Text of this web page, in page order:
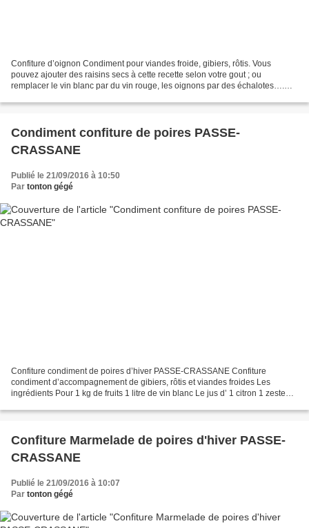
Confiture d’oignon Condiment pour viandes froide, gibiers, rôtis. Vous
pouvez ajouter des raisins secs à cette recette selon votre gout ; ou
remplacer le vin blanc par du vin rouge, les oignons par des échalotes….
Condiment confiture de poires PASSE-
CRASSANE
Publié le 21/09/2016 à 10:50
Par tonton gégé
Confiture condiment de poires d’hiver PASSE-CRASSANE Confiture
condiment d’accompagnement de gibiers, rôtis et viandes froides Les
ingrédients Pour 1 kg de fruits 1 litre de vin blanc Le jus d’ 1 citron 1 zeste
Confiture Marmelade de poires d'hiver PASSE-
CRASSANE
Publié le 21/09/2016 à 10:07
Par tonton gégé